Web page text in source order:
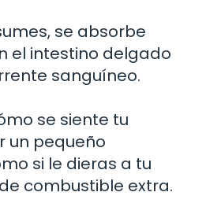
se absorbe
el intestino delgado
sanguíneo.
se siente tu
un pequeño
si le dieras a tu
combustible extra.